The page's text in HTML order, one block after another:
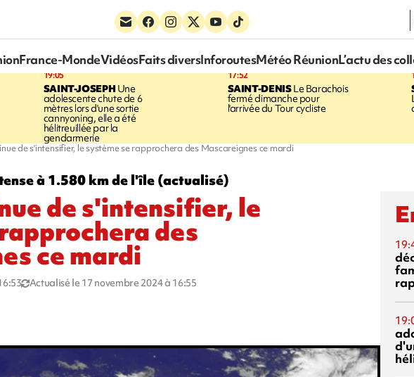
France-MondeVidéosFaits diversInforoutesMétéo RéunionL’actu des
19:05
SAINT-JOSEPHUne
adolescente chute de 6
mètres lors d'une sortie
cannyoning, elle a été
hélitreuillée par la
gendarmerie
17:52
SAINT-DENISLe Barachois
fermé dimanche pour
l'arrivée du Tour cycliste
de s'intensifier, le système se rapprochera des Mascareignes ce mardi
à 1.580 km de l'île (actualisé)
de s'intensifier, le
des
ce mardi
Actualisé le 17 novembre 2024 à 16:55